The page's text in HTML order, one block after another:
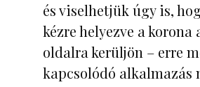
és viselhetjük úgy is,
kézre helyezve a korona
oldalra kerüljön – erre
kapcsolódó alkalmazás